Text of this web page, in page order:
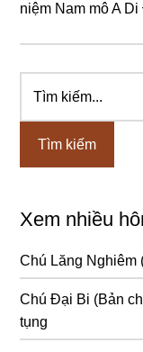
niệm Nam mô A
Sidebar
chính
kiếm...
Xem nhiều
Chú Lăng Nghiêm
Chú Đại Bi (Bản
tụng